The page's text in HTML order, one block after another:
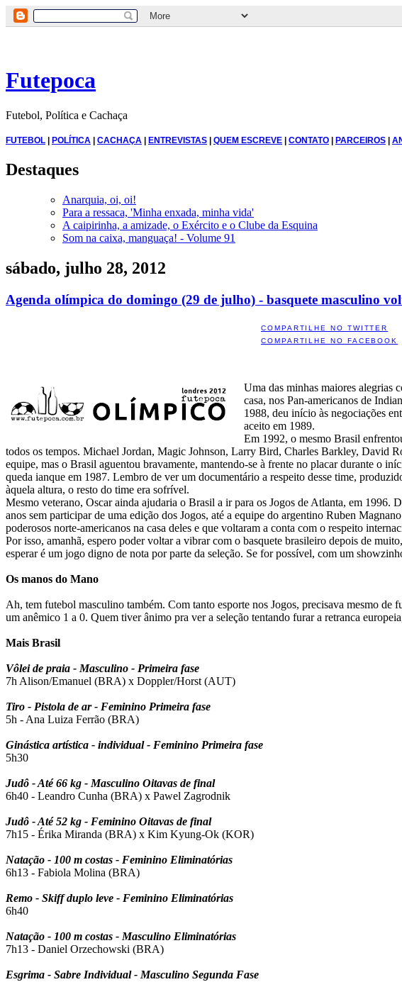
Futepoca
Futebol, Política e Cachaça
FUTEBOL | POLÍTICA | CACHAÇA | ENTREVISTAS | QUEM ESCREVE | CONTATO | PARCEIROS |
Destaques
Anarquia, oi, oi!
Para a ressaca, 'Minha enxada, minha vida'
A caipirinha, a amizade, o Exército e o Clube da Esquina
Som na caixa, manguaça! - Volume 91
sábado, julho 28, 2012
Agenda olímpica do domingo (29 de julho) - basquete masculino
COMPARTILHE NO TWITTER
COMPARTILHE NO FACEBOOK
Uma das minhas maiores alegrias
casa, nos Pan-americanos de
1988, deu início às negociações
aceito em 1989.
Em 1992, o mesmo Brasil
todos os tempos. Michael Jordan, Magic Johnson, Larry Bird, Charles Barkley, David
equipe, mas o Brasil aguentou bravamente, mantendo-se à frente no placar durante o
queda ianque em 1987. Lembro de ver um documentário a respeito desse time,
àquela altura, o resto do time era sofrível.
Mesmo veterano, Oscar ainda ajudaria o Brasil a ir para os Jogos de Atlanta, em 1996.
anos sem participar de uma edição dos Jogos, até a equipe do argentino Ruben
poderosos norte-americanos na casa deles e que voltaram a conta com o respeito
Por isso, amanhã, espero poder voltar a vibrar com o basquete brasileiro depois de
esperar é um jogo digno de nota por parte da seleção. Se for possível, com um
Os manos do Mano
Ah, tem futebol masculino também. Com tanto esporte nos Jogos, precisava mesmo
um anêmico 1 a 0. Quem tiver ânimo pra ver a seleção tentando furar a retranca
Mais Brasil
Vôlei de praia - Masculino - Primeira fase
7h Alison/Emanuel (BRA) x Doppler/Horst (AUT)
Tiro - Pistola de ar - Feminino Primeira fase
5h - Ana Luiza Ferrão (BRA)
Ginástica artística - individual - Feminino Primeira fase
5h30
Judô - Até 66 kg - Masculino Oitavas de final
6h40 - Leandro Cunha (BRA) x Pawel Zagrodnik
Judô - Até 52 kg - Feminino Oitavas de final
7h15 - Érika Miranda (BRA) x Kim Kyung-Ok (KOR)
Natação - 100 m costas - Feminino Eliminatórias
6h13 - Fabiola Molina (BRA)
Remo - Skiff duplo leve - Feminino Eliminatórias
6h40
Natação - 100 m costas - Masculino Eliminatórias
7h13 - Daniel Orzechowski (BRA)
Esgrima - Sabre Individual - Masculino Segunda Fase